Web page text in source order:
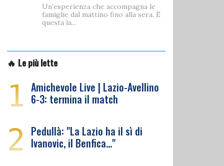
Un’esperienza che accompagna le
famiglie dal mattino fino alla sera. È
questa la...
🔥 Le più lette
1 Amichevole Live | Lazio-Avellino
6-3: termina il match
2 Pedullà: "La Lazio ha il sì di
Ivanovic, il Benfica…"